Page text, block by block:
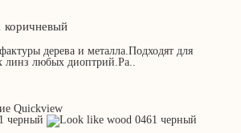
дерева и металла.Подходят для
линз любых диоптрий.Ра..
Quickview